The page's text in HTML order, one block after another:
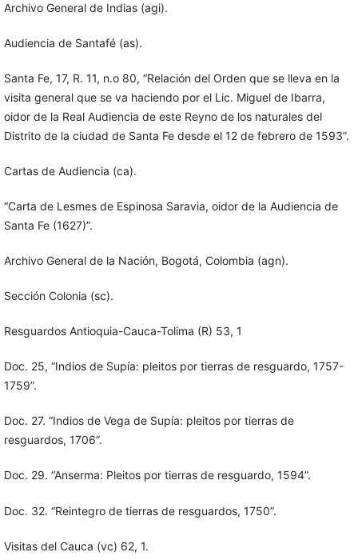
Archivo General de Indias (agi).
Audiencia de Santafé (as).
Santa Fe, 17, R. 11, n.o 80, “Relación del Orden que se lleva en la
visita general que se va haciendo por el Lic. Miguel de Ibarra,
oidor de la Real Audiencia de este Reyno de los naturales del
Distrito de la ciudad de Santa Fe desde el 12 de febrero de 1593”.
Cartas de Audiencia (ca).
“Carta de Lesmes de Espinosa Saravia, oidor de la Audiencia de
Santa Fe (1627)”.
Archivo General de la Nación, Bogotá, Colombia (agn).
Sección Colonia (sc).
Resguardos Antioquia-Cauca-Tolima (R) 53, 1
Doc. 25, “Indios de Supía: pleitos por tierras de resguardo, 1757-
1759”.
Doc. 27. “Indios de Vega de Supía: pleitos por tierras de
resguardos, 1706”.
Doc. 29. “Anserma: Pleitos por tierras de resguardo, 1594”.
Doc. 32. “Reintegro de tierras de resguardos, 1750”.
Visitas del Cauca (vc) 62, 1.